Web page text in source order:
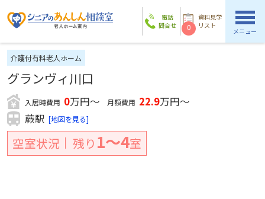
電話
問合せ
資料見学
リスト
0 メニュー
介護付有料老人ホーム
グランヴィ川口
入居時費用 0万円～ 月額費用 22.9万円～
蕨駅 [地図を見る]
空室状況 残り 1〜4室